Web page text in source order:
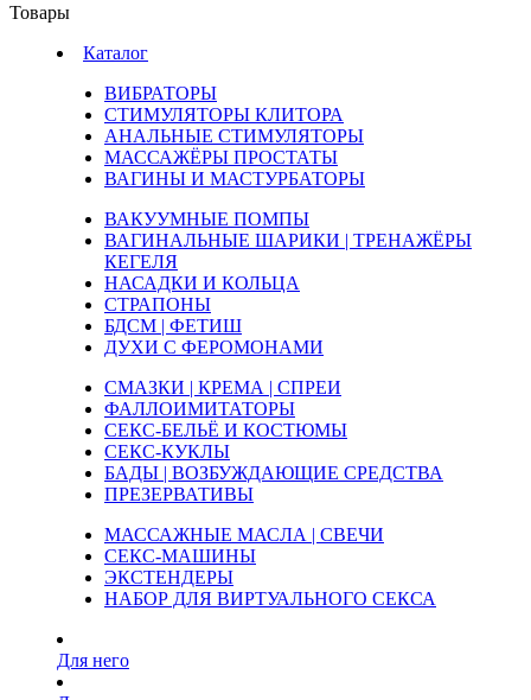
Товары
Каталог
ВИБРАТОРЫ
СТИМУЛЯТОРЫ КЛИТОРА
АНАЛЬНЫЕ СТИМУЛЯТОРЫ
МАССАЖЁРЫ ПРОСТАТЫ
ВАГИНЫ И МАСТУРБАТОРЫ
ВАКУУМНЫЕ ПОМПЫ
ВАГИНАЛЬНЫЕ ШАРИКИ | ТРЕНАЖЁРЫ
КЕГЕЛЯ
НАСАДКИ И КОЛЬЦА
СТРАПОНЫ
БДСМ | ФЕТИШ
ДУХИ С ФЕРОМОНАМИ
СМАЗКИ | КРЕМА | СПРЕИ
ФАЛЛОИМИТАТОРЫ
СЕКС-БЕЛЬЁ И КОСТЮМЫ
СЕКС-КУКЛЫ
БАДЫ | ВОЗБУЖДАЮЩИЕ СРЕДСТВА
ПРЕЗЕРВАТИВЫ
МАССАЖНЫЕ МАСЛА | СВЕЧИ
СЕКС-МАШИНЫ
ЭКСТЕНДЕРЫ
НАБОР ДЛЯ ВИРТУАЛЬНОГО СЕКСА
Для него